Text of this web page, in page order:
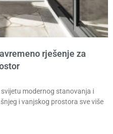
rješenje za
modernog stanovanja i
i vanjskog prostora sve više